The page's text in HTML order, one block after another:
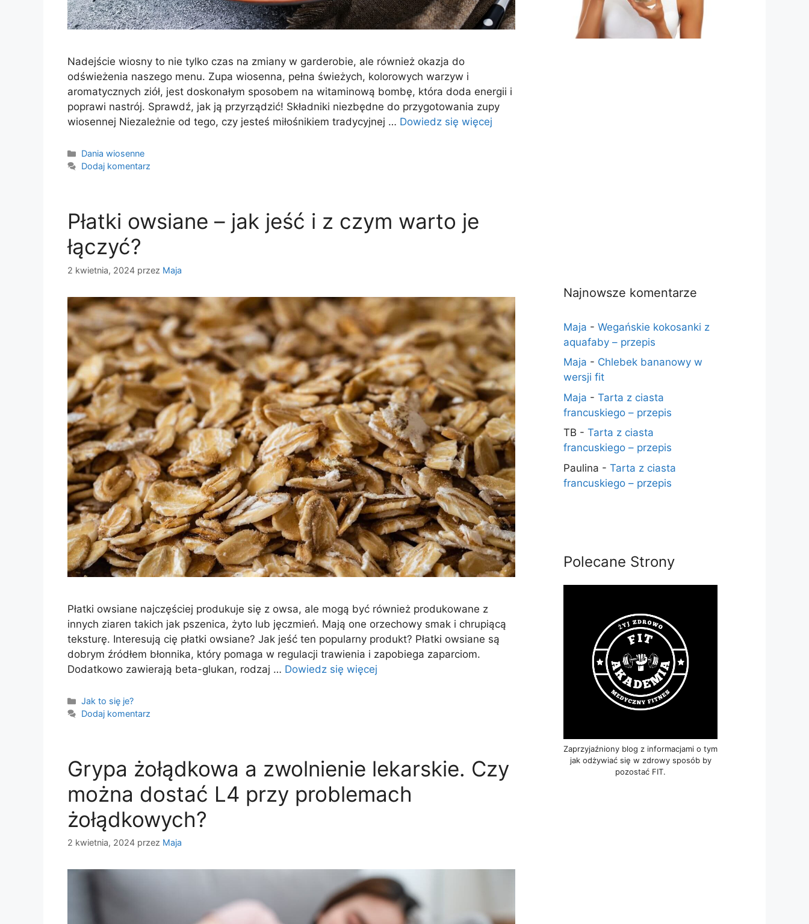
Nadejście wiosny to nie tylko czas na zmiany w garderobie, ale również okazja do
odświeżenia naszego menu. Zupa wiosenna, pełna świeżych, kolorowych warzyw i
aromatycznych ziół, jest doskonałym sposobem na witaminową bombę, która doda energii i
poprawi nastrój. Sprawdź, jak ją przyrządzić! Składniki niezbędne do przygotowania zupy
wiosennej Niezależnie od tego, czy jesteś miłośnikiem tradycyjnej … Dowiedz się więcej
Kategorie
Dania wiosenne
Dodaj komentarz
Płatki owsiane – jak jeść i z czym warto je
łączyć?
2 kwietnia, 2024 przez Maja
Płatki owsiane najczęściej produkuje się z owsa, ale mogą być również produkowane z
innych ziaren takich jak pszenica, żyto lub jęczmień. Mają one orzechowy smak i chrupiącą
teksturę. Interesują cię płatki owsiane? Jak jeść ten popularny produkt? Płatki owsiane są
dobrym źródłem błonnika, który pomaga w regulacji trawienia i zapobiega zaparciom.
Dodatkowo zawierają beta-glukan, rodzaj … Dowiedz się więcej
Kategorie
Jak to się je?
Dodaj komentarz
Grypa żołądkowa a zwolnienie lekarskie. Czy
można dostać L4 przy problemach
żołądkowych?
2 kwietnia, 2024 przez Maja
Najnowsze komentarze
Maja - Wegańskie kokosanki z
aquafaby – przepis
Maja - Chlebek bananowy w
wersji fit
Maja - Tarta z ciasta
francuskiego – przepis
TB - Tarta z ciasta
francuskiego – przepis
Paulina - Tarta z ciasta
francuskiego – przepis
Polecane Strony
Zaprzyjaźniony blog z informacjami o tym
jak odżywiać się w zdrowy sposób by
pozostać FIT.